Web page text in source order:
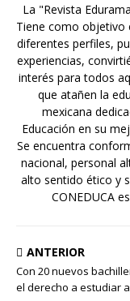
La "Revista
Tiene como objetivo
diferentes perfiles,
experiencias,
interés para todos
que atañen la
mexicana
Educación en su
Se encuentra
nacional, personal
alto sentido ético y
CONEDUCA
ANTERIOR
Con 20 nuevos
el derecho a estudiar